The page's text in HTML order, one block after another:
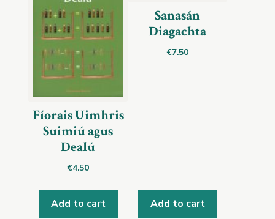
Fíorais Uimhris
Suimiú agus
Dealú
€4.50
Add to cart
Sanasán
Diagachta
€7.50
Add to cart